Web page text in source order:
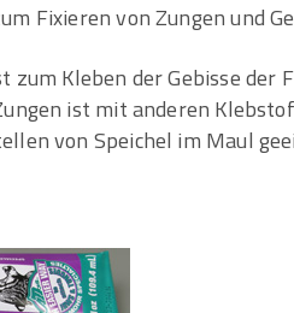
Fixieren von Zungen und
zum Kleben der Gebisse der
ist mit anderen
von Speichel im Maul